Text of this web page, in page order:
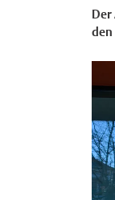
Der
den